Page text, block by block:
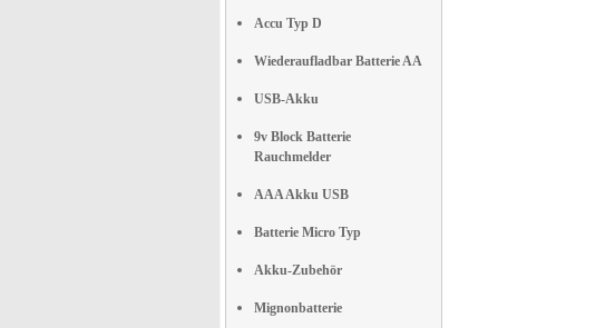
Accu Typ D
Wiederaufladbar Batterie AA
USB-Akku
9v Block Batterie
Rauchmelder
AAA Akku USB
Batterie Micro Typ
Akku-Zubehör
Mignonbatterie